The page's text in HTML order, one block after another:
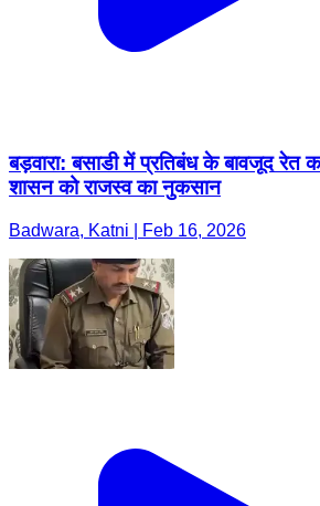
बड़वारा: बसाडी में प्रतिबंध के बावजूद रेत
शासन को राजस्व का नुकसान
Badwara, Katni | Feb 16, 2026